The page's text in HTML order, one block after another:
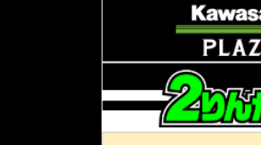
福岡
長崎
熊本